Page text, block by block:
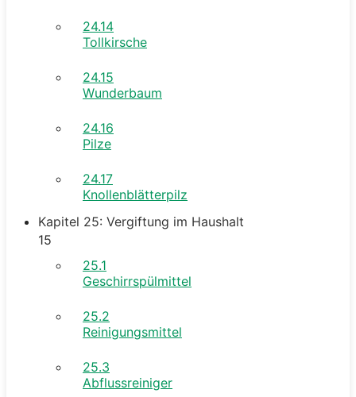
24.14
Tollkirsche
24.15
Wunderbaum
24.16
Pilze
24.17
Knollenblätterpilz
Kapitel 25: Vergiftung im Haushalt
15
25.1
Geschirrspülmittel
25.2
Reinigungsmittel
25.3
Abflussreiniger